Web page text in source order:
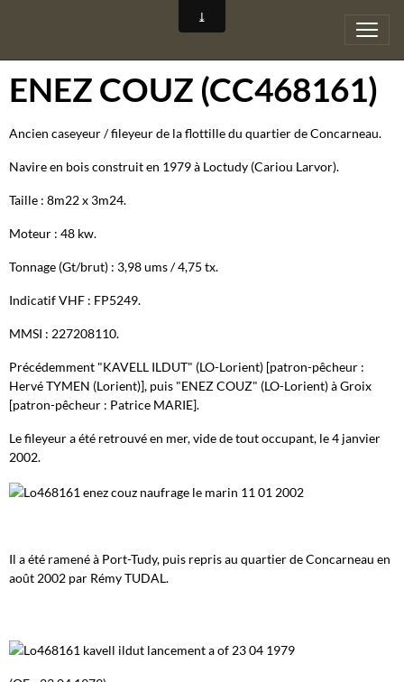
ENEZ COUZ (CC468161)
Ancien caseyeur / fileyeur de la flottille du quartier de Concarneau.
Navire en bois construit en 1979 à Loctudy (Cariou Larvor).
Taille : 8m22 x 3m24.
Moteur : 48 kw.
Tonnage (Gt/brut) : 3,98 ums / 4,75 tx.
Indicatif VHF : FP5249.
MMSI : 227208110.
Précédemment "KAVELL ILDUT" (LO-Lorient) [patron-pêcheur :
Hervé TYMEN (Lorient)], puis "ENEZ COUZ" (LO-Lorient) à Groix
[patron-pêcheur : Patrice MARIE].
Le fileyeur a été retrouvé en mer, vide de tout occupant, le 4 janvier
2002.
Il a été ramené à Port-Tudy, puis repris au quartier de Concarneau en
août 2002 par Rémy TUDAL.